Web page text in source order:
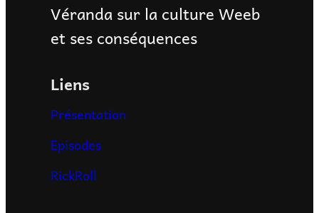
Véranda sur la culture Weeb
et ses conséquences
Liens
Présentation
Episodes
RickRoll